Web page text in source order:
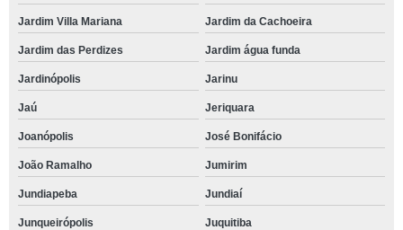
Jardim Villa Mariana Jardim da Cachoeira
Jardim das Perdizes Jardim água funda
Jardinópolis Jarinu
Jaú Jeriquara
Joanópolis José Bonifácio
João Ramalho Jumirim
Jundiapeba Jundiaí
Junqueirópolis Juquitiba